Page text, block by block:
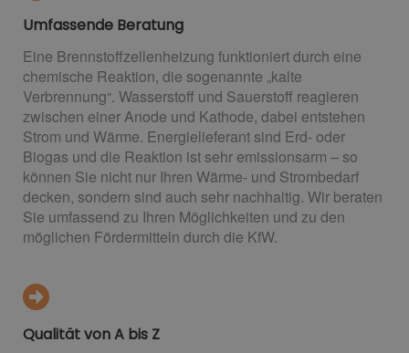
Umfassende Beratung
Eine Brennstoffzellenheizung funktioniert durch eine
chemische Reaktion, die sogenannte „kalte
Verbrennung“. Wasserstoff und Sauerstoff reagieren
zwischen einer Anode und Kathode, dabei entstehen
Strom und Wärme. Energielieferant sind Erd- oder
Biogas und die Reaktion ist sehr emissionsarm – so
können Sie nicht nur Ihren Wärme- und Strombedarf
decken, sondern sind auch sehr nachhaltig. Wir beraten
Sie umfassend zu Ihren Möglichkeiten und zu den
möglichen Fördermitteln durch die KfW.
Qualität von A bis Z